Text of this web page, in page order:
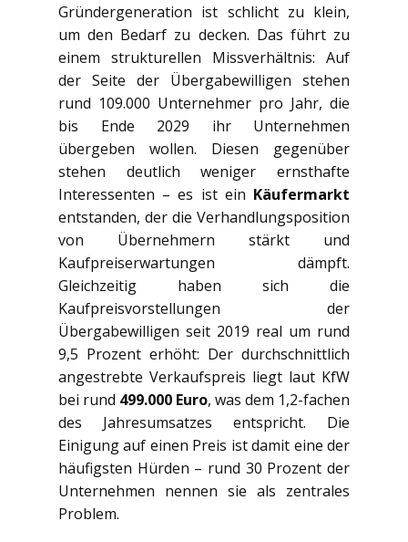
Gründergeneration ist schlicht zu klein,
um den Bedarf zu decken. Das führt zu
einem strukturellen Missverhältnis: Auf
der Seite der Übergabewilligen stehen
rund 109.000 Unternehmer pro Jahr, die
bis Ende 2029 ihr Unternehmen
übergeben wollen. Diesen gegenüber
stehen deutlich weniger ernsthafte
Interessenten – es ist ein Käufermarkt
entstanden, der die Verhandlungsposition
von Übernehmern stärkt und
Kaufpreiserwartungen dämpft.
Gleichzeitig haben sich die
Kaufpreisvorstellungen der
Übergabewilligen seit 2019 real um rund
9,5 Prozent erhöht: Der durchschnittlich
angestrebte Verkaufspreis liegt laut KfW
bei rund 499.000 Euro, was dem 1,2-fachen
des Jahresumsatzes entspricht. Die
Einigung auf einen Preis ist damit eine der
häufigsten Hürden – rund 30 Prozent der
Unternehmen nennen sie als zentrales
Problem.